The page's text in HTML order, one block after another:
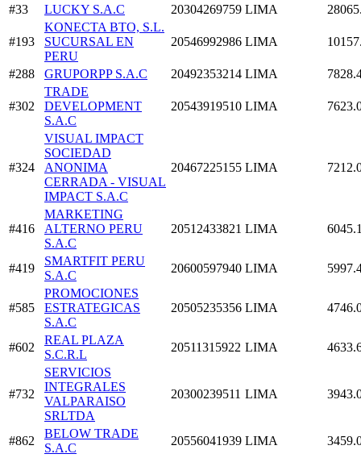
#33 LUCKY S.A.C 20304269759 LIMA
#193
KONECTA BTO, S.L.
SUCURSAL EN
PERU
20546992986 LIMA
#288 GRUPORPP S.A.C 20492353214 LIMA
#302
TRADE
DEVELOPMENT
S.A.C
20543919510 LIMA
#324
VISUAL IMPACT
SOCIEDAD
ANONIMA
CERRADA - VISUAL
IMPACT S.A.C
20467225155 LIMA
#416
MARKETING
ALTERNO PERU
S.A.C
20512433821 LIMA
#419
SMARTFIT PERU
S.A.C
20600597940 LIMA
#585
PROMOCIONES
ESTRATEGICAS
S.A.C
20505235356 LIMA
#602
REAL PLAZA
S.C.R.L
20511315922 LIMA
#732
SERVICIOS
INTEGRALES
VALPARAISO
SRLTDA
20300239511 LIMA
#862
BELOW TRADE
S.A.C
20556041939 LIMA